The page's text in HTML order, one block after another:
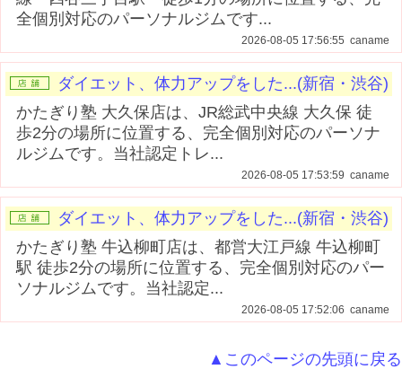
全個別対応のパーソナルジムです...
2026-08-05 17:56:55 caname
ダイエット、体力アップをした...(新宿・渋谷)
かたぎり塾 大久保店は、JR総武中央線 大久保 徒
歩2分の場所に位置する、完全個別対応のパーソナ
ルジムです。当社認定トレ...
2026-08-05 17:53:59 caname
ダイエット、体力アップをした...(新宿・渋谷)
かたぎり塾 牛込柳町店は、都営大江戸線 牛込柳町
駅 徒歩2分の場所に位置する、完全個別対応のパー
ソナルジムです。当社認定...
2026-08-05 17:52:06 caname
▲このページの先頭に戻る